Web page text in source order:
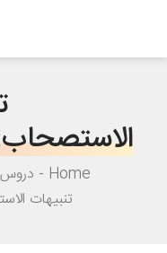
Home دروس
تنبیهات